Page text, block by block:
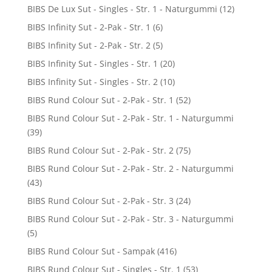
BIBS De Lux Sut - Singles - Str. 1 - Naturgummi (12)
BIBS Infinity Sut - 2-Pak - Str. 1 (6)
BIBS Infinity Sut - 2-Pak - Str. 2 (5)
BIBS Infinity Sut - Singles - Str. 1 (20)
BIBS Infinity Sut - Singles - Str. 2 (10)
BIBS Rund Colour Sut - 2-Pak - Str. 1 (52)
BIBS Rund Colour Sut - 2-Pak - Str. 1 - Naturgummi
(39)
BIBS Rund Colour Sut - 2-Pak - Str. 2 (75)
BIBS Rund Colour Sut - 2-Pak - Str. 2 - Naturgummi
(43)
BIBS Rund Colour Sut - 2-Pak - Str. 3 (24)
BIBS Rund Colour Sut - 2-Pak - Str. 3 - Naturgummi
(5)
BIBS Rund Colour Sut - Sampak (416)
BIBS Rund Colour Sut - Singles - Str. 1 (53)